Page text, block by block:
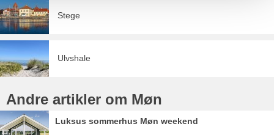
Stege
Ulvshale
Andre artikler om Møn
Luksus sommerhus Møn weekend